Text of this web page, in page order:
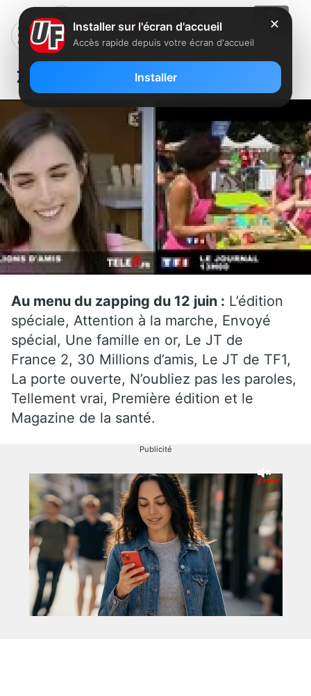
Zapping du 12 juin
Au menu du zapping du 12 juin : L’édition
spéciale, Attention à la marche, Envoyé
spécial, Une famille en or, Le JT de
France 2, 30 Millions d’amis, Le JT de TF1,
La porte ouverte, N’oubliez pas les paroles,
Tellement vrai, Première édition et le
Magazine de la santé.
Publicité
✕
Installer sur l'écran d'accueil
Accès rapide depuis votre écran d'accueil
Installer